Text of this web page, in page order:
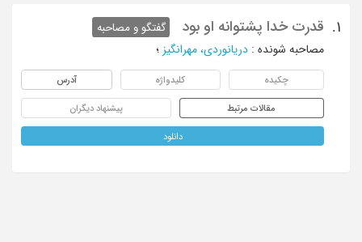
1. قدرت خدا پشتوانه او بود
گفتگو و مصاحبه
مصاحبه شونده : دریانوردی، مهرانگیز ؛
چکیده کلیدواژه آدرس
مقالات مرتبط پیشنهاد دیگران
دانلود